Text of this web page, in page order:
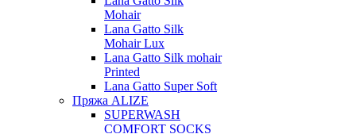
Mohair
Lana Gatto Silk
Mohair Lux
Lana Gatto Silk mohair
Printed
Lana Gatto Super Soft
Пряжа ALIZE
SUPERWASH
COMFORT SOCKS